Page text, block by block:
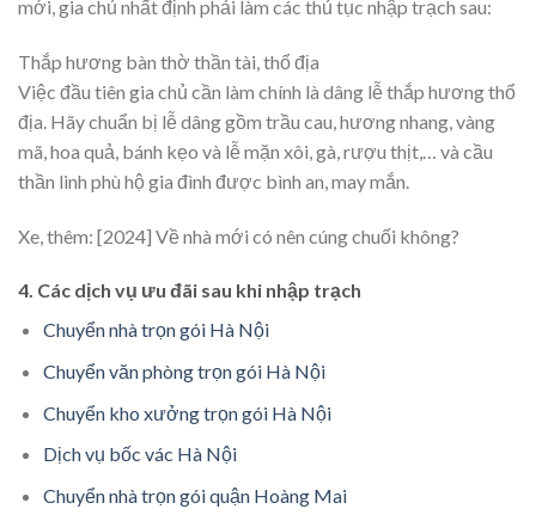
mới, gia chủ nhất định phải làm các thủ tục nhập trạch sau:
Thắp hương bàn thờ thần tài, thổ địa
Việc đầu tiên gia chủ cần làm chính là dâng lễ thắp hương thổ
địa. Hãy chuẩn bị lễ dâng gồm trầu cau, hương nhang, vàng
mã, hoa quả, bánh kẹo và lễ mặn xôi, gà, rượu thịt,… và cầu
thần linh phù hộ gia đình được bình an, may mắn.
Xe, thêm: [2024] Về nhà mới có nên cúng chuối không?
4. Các dịch vụ ưu đãi sau khi nhập trạch
Chuyển nhà trọn gói Hà Nội
Chuyển văn phòng trọn gói Hà Nội
Chuyển kho xưởng trọn gói Hà Nội
Dịch vụ bốc vác Hà Nội
Chuyển nhà trọn gói quận Hoàng Mai